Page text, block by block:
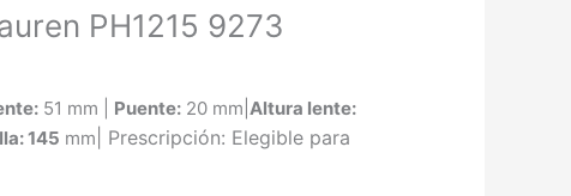
PH1215 9273
51 mm | Puente: 20 mm| Altura lente:
145 mm
Prescripción: Elegible para